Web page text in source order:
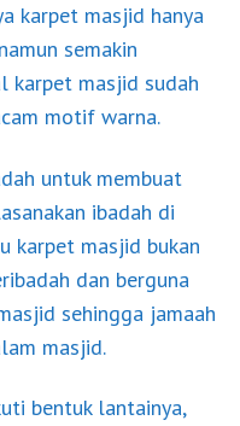
karpet masjid hanya
semakin
karpet masjid sudah
motif warna.
untuk membuat
ibadah di
karpet masjid bukan
dan berguna
sehingga jamaah
masjid.
bentuk lantainya,